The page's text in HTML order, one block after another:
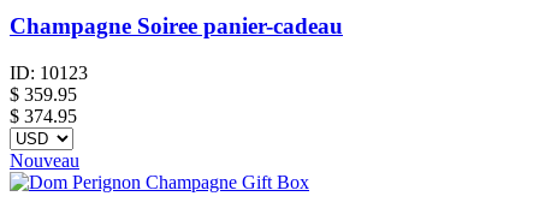
Champagne Soiree panier-cadeau
ID: 10123
$ 359.95
$ 374.95
Nouveau